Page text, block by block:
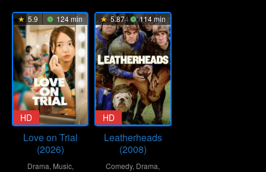
5.9 124 min
HD
Love on Trial
(2026)
Drama, Music,
5.874 114 min
HD
Leatherheads
(2008)
Comedy, Drama,